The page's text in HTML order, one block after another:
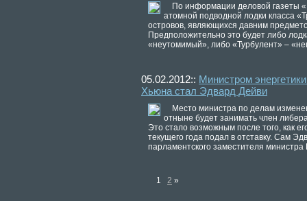
По информации деловой газеты
атомной подводной лодки класса
островов, являющихся давним
Предположительно это будет либо
«неутомимый», либо «Турбулент» –
05.02.2012:: Министром
Хьюна стал Эдвард Дейви
Место министра по делам
отныне будет занимать член
Это стало возможным после того, как
текущего года подал в отставку. Сам
парламентского заместителя
1 2 »